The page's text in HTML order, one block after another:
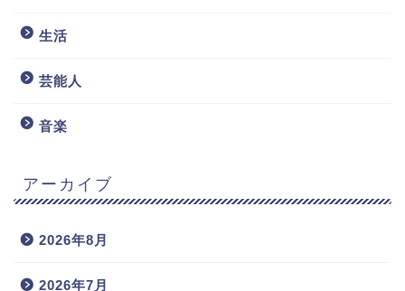
生活
芸能人
音楽
アーカイブ
2026年8月
2026年7月